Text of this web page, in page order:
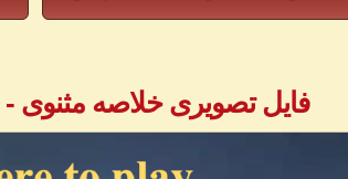
فایل تصویری خلاصه مثنوی - بخش ۳ -